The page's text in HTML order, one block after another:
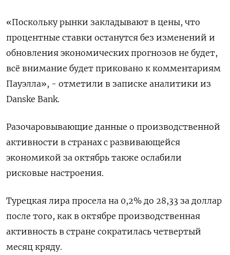
«Поскольку рынки закладывают в цены, что
процентные ставки останутся без изменений и
обновления экономических прогнозов не будет,
всё внимание будет приковано к комментариям
Пауэлла», - отметили в записке аналитики из
Danske Bank.
Разочаровывающие данные о производственной
активности в странах с развивающейся
экономикой за октябрь также ослабили
рисковые настроения.
Турецкая лира просела на 0,2% до 28,33 за доллар
после того, как в октябре производственная
активность в стране сократилась четвертый
месяц кряду.